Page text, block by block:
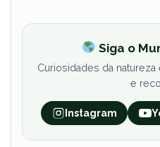
Siga o
Curiosidades da
e
Instagram